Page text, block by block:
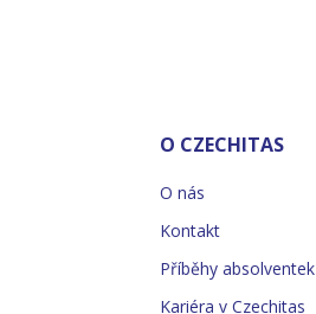
O CZECHITAS
O nás
Kontakt
Příběhy absolventek
Kariéra v Czechitas